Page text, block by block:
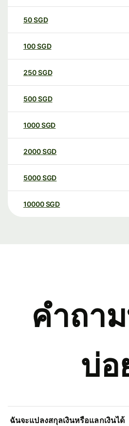
50SGD
100SGD
250SGD
500SGD
1000SGD
2000SGD
5000SGD
10000 SGD
คำถา
บ่อ
ฉันจะแปลงสกุลเงินหรือแลกเงินได้